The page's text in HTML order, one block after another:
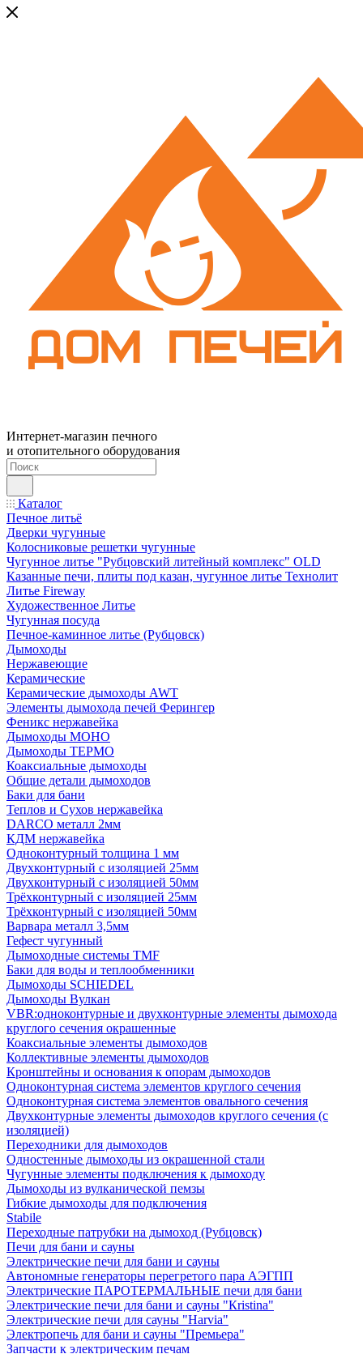
Интернет-магазин печного
и отопительного оборудования
Каталог
Печное литьё
Дверки чугунные
Колосниковые решетки чугунные
Чугунное литье "Рубцовский литейный комплекс" OLD
Казанные печи, плиты под казан, чугунное литье Технолит
Литье Fireway
Художественное Литье
Чугунная посуда
Печное-каминное литье (Рубцовск)
Дымоходы
Нержавеющие
Керамические
Керамические дымоходы AWT
Элементы дымохода печей Ферингер
Феникс нержавейка
Дымоходы МОНО
Дымоходы ТЕРМО
Коаксиальные дымоходы
Общие детали дымоходов
Баки для бани
Теплов и Сухов нержавейка
DARCO металл 2мм
КДМ нержавейка
Одноконтурный толщина 1 мм
Двухконтурный с изоляцией 25мм
Двухконтурный с изоляцией 50мм
Трёхконтурный с изоляцией 25мм
Трёхконтурный с изоляцией 50мм
Варвара металл 3,5мм
Гефест чугунный
Дымоходные системы TMF
Баки для воды и теплообменники
Дымоходы SCHIEDEL
Дымоходы Вулкан
VBR:одноконтурные и двухконтурные элементы дымохода
круглого сечения окрашенные
Коаксиальные элементы дымоходов
Коллективные элементы дымоходов
Кронштейны и основания к опорам дымоходов
Одноконтурная система элементов круглого сечения
Одноконтурная система элементов овального сечения
Двухконтурные элементы дымоходов круглого сечения (с
изоляцией)
Переходники для дымоходов
Одностенные дымоходы из окрашенной стали
Чугунные элементы подключения к дымоходу
Дымоходы из вулканической пемзы
Гибкие дымоходы для подключения
Stabile
Переходные патрубки на дымоход (Рубцовск)
Печи для бани и сауны
Электрические печи для бани и сауны
Автономные генераторы перегретого пара АЭГПП
Электрические ПАРОТЕРМАЛЬНЫЕ печи для бани
Электрические печи для бани и сауны "Кristina"
Электрические печи для сауны "Harvia"
Электропечь для бани и сауны "Премьера"
Запчасти к электрическим печам